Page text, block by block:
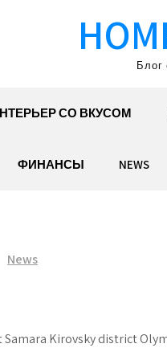
Блог
СО ВКУСОМ
ФИНАНСЫ NEWS
News
Kirovsky district